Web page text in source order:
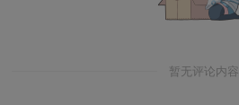
暂无评论内容